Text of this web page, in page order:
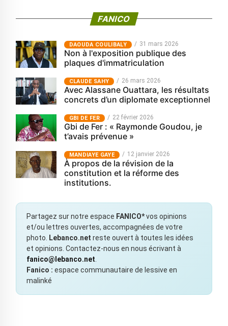
FANICO
‎DAOUDA COULIBALY 31 mars 2026
Non à l'exposition publique des
plaques d'immatriculation
CLAUDE SAHY 26 mars 2026
Avec Alassane Ouattara, les résultats
concrets d’un diplomate exceptionnel
GBI DE FER 22 février 2026
Gbi de Fer : « Raymonde Goudou, je
t’avais prévenue »
MANDIAYE GAYE 12 janvier 2026
À propos de la révision de la
constitution et la réforme des
institutions.
Partagez sur notre espace FANICO*vos opinions
et/ou lettres ouvertes, accompagnées de votre
photo.
Lebanco.net reste ouvert à toutes les idées
et opinions. Contactez-nous en nous écrivant à
fanico@lebanco.net
Fanico : espace communautaire de lessive en
malinké